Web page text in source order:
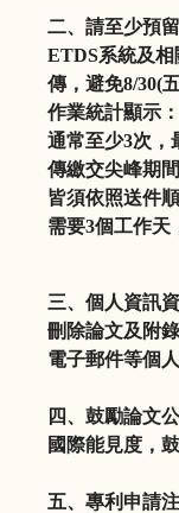
二、 請至少預留
ETDS系統及相
傳，避免8/30(
作業統計顯示
通常至少3次，
傳繳交尖峰期
皆須依照送件
需要3個工作天
三、個人資訊
刪除論文及附
電子郵件等個
四、鼓勵論文
國際能見度，
五、專利申請